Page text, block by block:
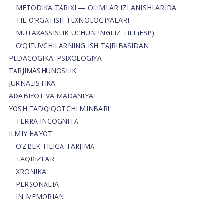
METODIKA TARIXI — OLIMLAR IZLANISHLARIDA
TIL O’RGATISH TEXNOLOGIYALARI
MUTAXASSISLIK UCHUN INGLIZ TILI (ESP)
O’QITUVCHILARNING ISH TAJRIBASIDAN
PEDAGOGIKA. PSIXOLOGIYA
TARJIMASHUNOSLIK
JURNALISTIKA
ADABIYOT VA MADANIYAT
YOSH TADQIQOTCHI MINBARI
TERRA INCOGNITA
ILMIY HAYOT
O’ZBEK TILIGA TARJIMA
TAQRIZLAR
XRONIKA
PERSONALIA
IN MEMORIAN